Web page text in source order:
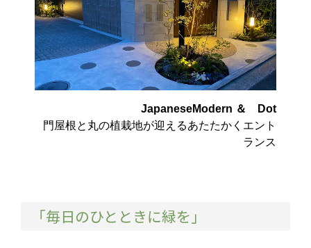
JapaneseModern ＆ Dot
門屋根と丸の植栽地が迎えるあたたかくエント
ランス
「毎日のひとときに緑を」